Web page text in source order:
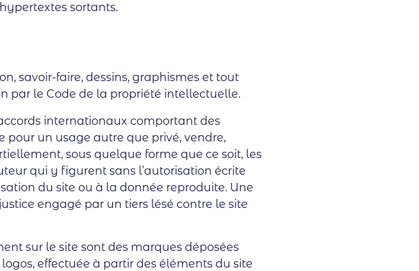
sortants.
savoir-faire, dessins, graphismes et tout
par le Code de la propriété intellectuelle.
internationaux comportant des
pour un usage autre que privé, vendre,
sous quelque forme que ce soit, les
qui y figurent sans l’autorisation écrite
du site ou à la donnée reproduite. Une
engagé par un tiers lésé contre le site
sur le site sont des marques déposées
effectuée à partir des éléments du site